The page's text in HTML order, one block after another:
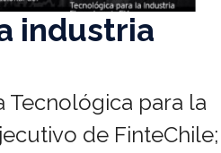
industria
Tecnológica para la
de FinteChile;